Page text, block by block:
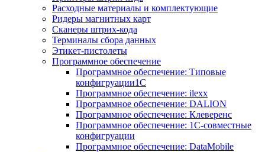
Расходные материалы и комплектующие
Ридеры магнитных карт
Сканеры штрих-кода
Терминалы сбора данных
Этикет-пистолеты
Программное обеспечение
Программное обеспечение: Типовые
конфигруации1С
Программное обеспечение: ilexx
Программное обеспечение: DALION
Программное обеспечение: Клеверенс
Программное обеспечение: 1С-совместные
конфигруации
Программное обеспечение: DataMobile